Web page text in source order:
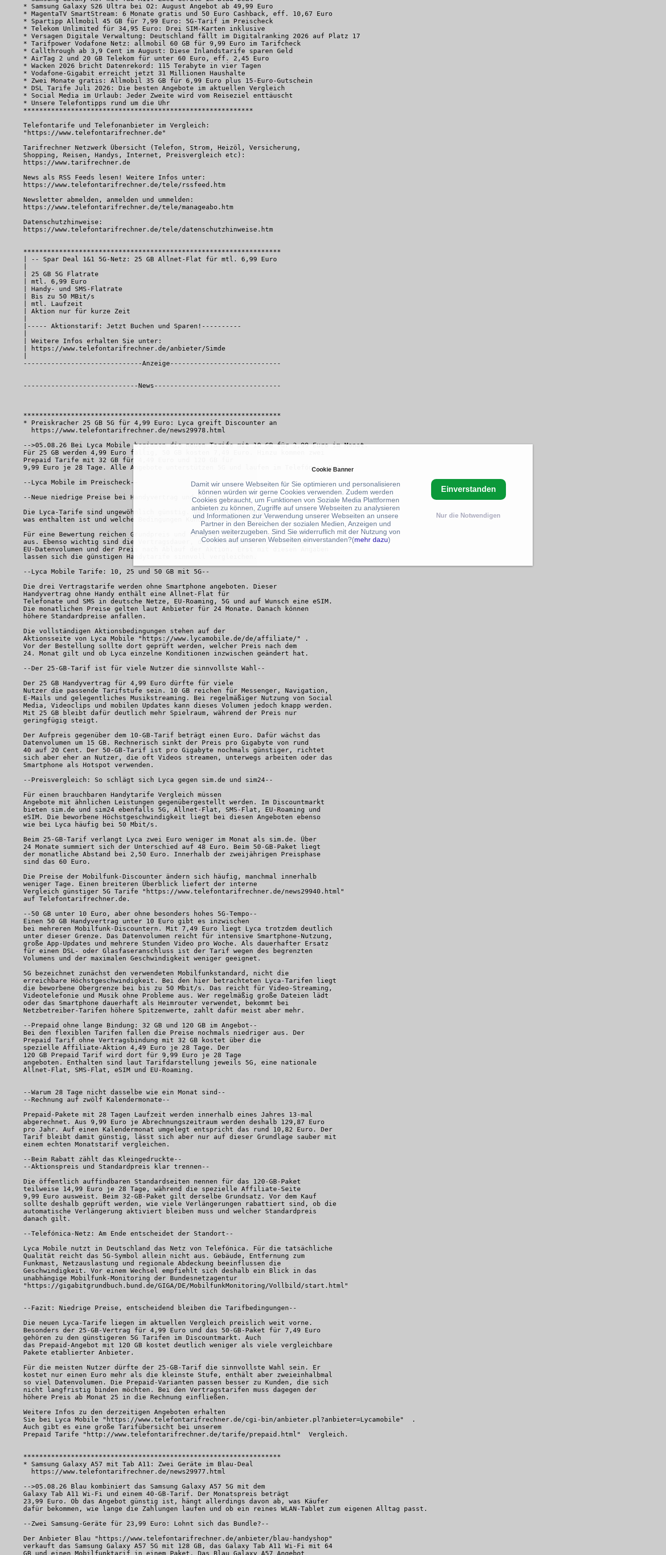
Cookie Banner
Damit wir unsere Webseiten für Sie optimieren und personalisieren
können würden wir gerne Cookies verwenden. Zudem werden
Cookies gebraucht, um Funktionen von Soziale Media Plattformen
anbieten zu können, Zugriffe auf unsere Webseiten zu analysieren
und Informationen zur Verwendung unserer Webseiten an unsere
Partner in den Bereichen der sozialen Medien, Anzeigen und
Analysen weiterzugeben. Sind Sie widerruflich mit der Nutzung von
Cookies auf unseren Webseiten einverstanden?(mehr dazu)
Einverstanden
Nur die Notwendigen